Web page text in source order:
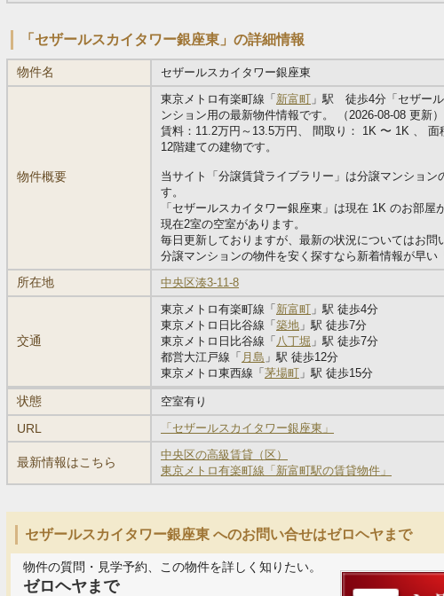
「セザールスカイタワー銀座東」の詳細情報
物件名 セザールスカイタワー銀座東
物件概要
東京メトロ有楽町線「 新富町 」駅 徒歩4分「セザー
ンション用の最新物件情報です。 （2026-08-08 更新）
賃料：11.2万円～13.5万円、 間取り： 1K 〜 1K 、 面
12階建ての建物です。
当サイト「分譲賃貸ライブラリー」は分譲マンション
す。
「セザールスカイタワー銀座東」は現在 1K のお部屋
現在2室の空室があります。
毎日更新しておりますが、最新の状況についてはお問
分譲マンションの物件を安く探すなら新着情報が早い
所在地 中央区湊3-11-8
交通
東京メトロ有楽町線「 新富町 」駅 徒歩4分
東京メトロ日比谷線「 築地 」駅 徒歩7分
東京メトロ日比谷線「 八丁堀 」駅 徒歩7分
都営大江戸線「 月島 」駅 徒歩12分
東京メトロ東西線「 茅場町 」駅 徒歩15分
状態 空室有り
URL 「セザールスカイタワー銀座東」
最新情報はこちら
中央区の高級賃貸（区）
東京メトロ有楽町線「新富町駅の賃貸物件」
セザールスカイタワー銀座東 へのお問い合せはゼロヘヤまで
物件の質問・見学予約、この物件を詳しく知りたい。
ゼロヘヤまで